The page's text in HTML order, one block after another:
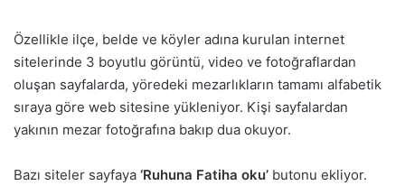
Özellikle ilçe, belde ve köyler adına kurulan internet
sitelerinde 3 boyutlu görüntü, video ve fotoğraflardan
oluşan sayfalarda, yöredeki mezarlıkların tamamı alfabetik
sıraya göre web sitesine yükleniyor. Kişi sayfalardan
yakının mezar fotoğrafına bakıp dua okuyor.
Bazı siteler sayfaya ‘Ruhuna Fatiha oku’ butonu ekliyor.